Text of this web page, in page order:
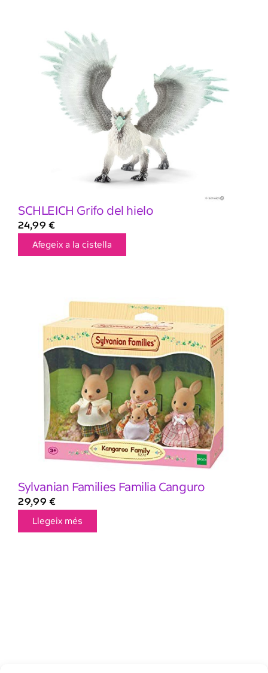
SCHLEICH Grifo del hielo
24,99 €
Afegeix a la cistella
Sylvanian Families Familia Canguro
29,99 €
Llegeix més